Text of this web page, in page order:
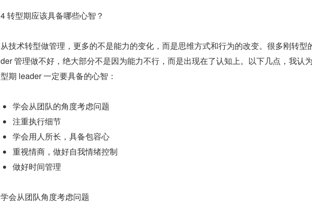
4 转型期应该具备哪些心智？
从技术转型做管理，更多的不是能力的变化，而是思维方式和行为的改变。很多刚转型
der 管理做不好，绝大部分不是因为能力不行，而是出现在了认知上。以下几点，我认
型期 leader 一定要具备的心智：
学会从团队的角度考虑问题
注重执行细节
学会用人所长，具备包容心
重视情商，做好自我情绪控制
做好时间管理
学会从团队角度考虑问题